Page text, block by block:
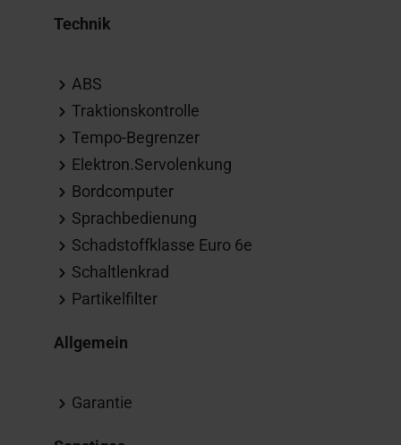
Technik
ABS
Traktionskontrolle
Tempo-Begrenzer
Elektron.Servolenkung
Bordcomputer
Sprachbedienung
Schadstoffklasse Euro 6e
Schaltlenkrad
Partikelfilter
Allgemein
Garantie